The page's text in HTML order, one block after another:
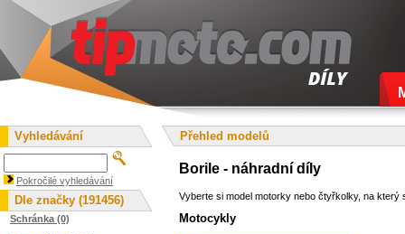
Přehled modelů
Borile - náhradní díly
Vyberte si model motorky nebo čtyřkolky, na který
Motocykly
Vyhledávání
Pokročilé vyhledávání
Dle značky (191456)
Schránka (0)